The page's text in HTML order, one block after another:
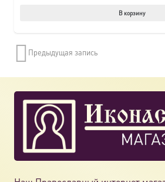
В корзину
Предыдущая запись